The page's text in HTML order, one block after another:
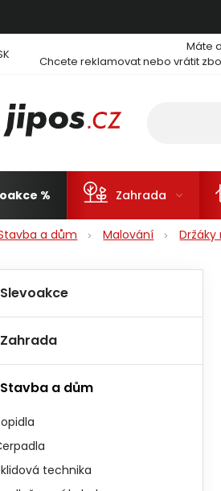
Máte
Chcete reklamovat nebo vrátit
Zahrada
a dům Malování
panel
Slevoakce
Zahrada
Stavba a dům
technika